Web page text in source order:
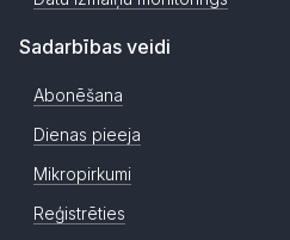
Sadarbības veidi
Abonēšana
Dienas pieeja
Mikropirkumi
Reģistrēties